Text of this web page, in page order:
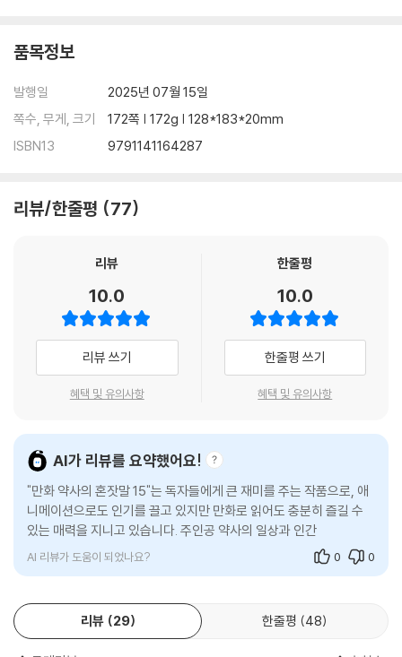
품목정보
발행일
2025년 07월 15일
쪽수, 무게, 크기
172쪽 | 172g | 128*183*20mm
ISBN13
9791141164287
리뷰/한줄평 77
리뷰
10.0
리뷰 쓰기
혜택 및 유의사항
한줄평
10.0
한줄평 쓰기
혜택 및 유의사항
AI가 리뷰를 요약했어요!
"만화 약사의 혼잣말 15"는 독자들에게 큰 재미를 주는 작품으로, 애
니메이션으로도 인기를 끌고 있지만 만화로 읽어도 충분히 즐길 수
있는 매력을 지니고 있습니다. 주인공 약사의 일상과 인간관계를 유
머와 현실감 있게 그려내며, 전
AI 리뷰가 도움이 되었나요? 0 0
리뷰 29